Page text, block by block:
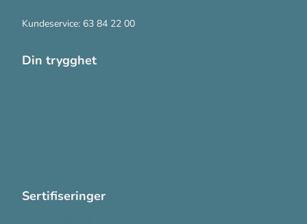
Kundeservice: 63 84 22 00
Din trygghet
Sertifiseringer